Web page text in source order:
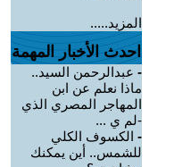
المزيد.....
احدث الأخبار المهمة
- عبدالرحمن السيد..
ماذا نعلم عن ابن
المهاجر المصري الذي
-لم ي ...
- الكسوف الكلي
للشمس.. أين يمكنك